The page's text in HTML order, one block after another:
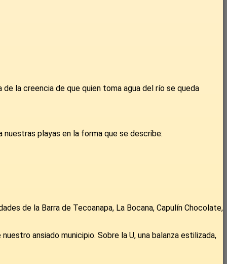
la creencia de que quien toma agua del río se queda
nuestras playas en la forma que se describe:
de la Barra de Tecoanapa, La Bocana, Capulín Chocolate,
ansiado municipio. Sobre la U, una balanza estilizada,